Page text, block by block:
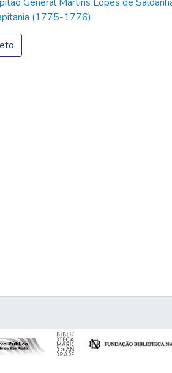
(1775-1776)